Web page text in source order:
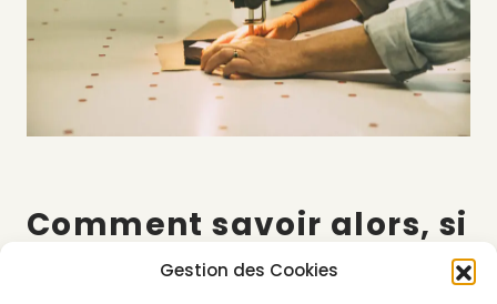
Gestion des Cookies
Comment savoir alors, si
un produit est